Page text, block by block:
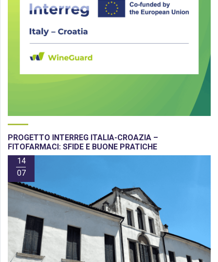
PROGETTO INTERREG ITALIA-CROAZIA –
FITOFARMACI: SFIDE E BUONE PRATICHE
14
07